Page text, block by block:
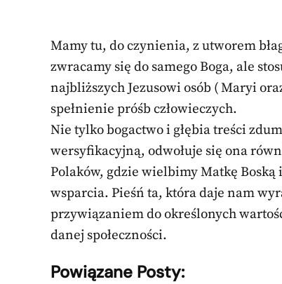
Mamy tu, do czynienia, z utworem
zwracamy się do samego Boga, ale
najbliższych Jezusowi osób ( Maryi
spełnienie próśb człowieczych.
Nie tylko bogactwo i głębia treści
wersyfikacyjną, odwołuje się ona
Polaków, gdzie wielbimy Matkę Boską
wsparcia. Pieśń ta, która daje nam
przywiązaniem do określonych
danej społeczności.
Powiązane Posty: